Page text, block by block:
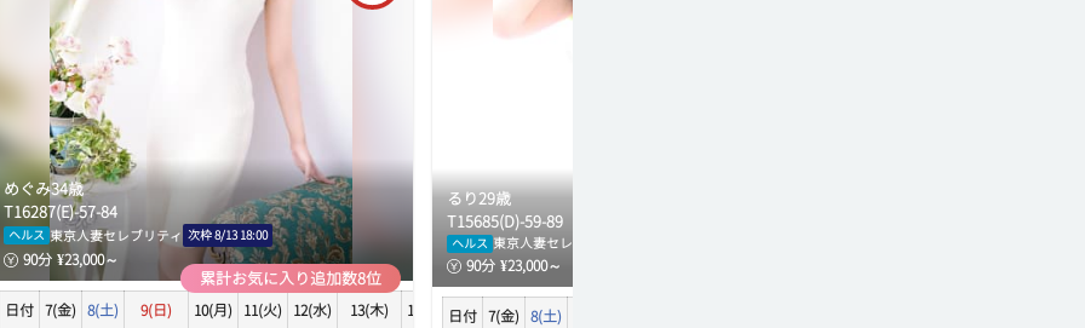
16:40
16:50
17:00
17:10
17:20
累計お気に入り追加数8位
めぐみ34歳
T16287(E)-57-84
ヘルス 東京人妻セレブリティ 次枠8/13 18:00
90分 ¥23,000～
日付 7(金) 8(土) 9(日) 10(月) 11(火) 12(水) 13(木) 14(金) 15(土) 16(日)
るり29歳
T15685(D)-59-89
ヘルス 東京人妻セレブリティ
90分 ¥23,000～
日付 7(金) 8(土)